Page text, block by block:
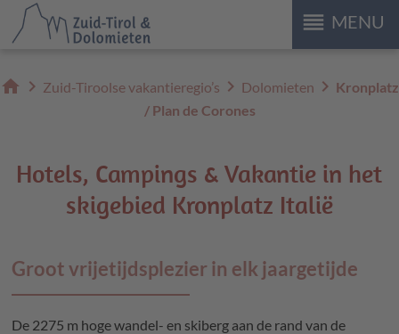
reorder MENU
home chevron_right Zuid-Tiroolse vakantieregio’s chevron_right Dolomieten chevron_right Kronplatz
/ Plan de Corones
Hotels, Campings & Vakantie in het
skigebied Kronplatz Italië
Groot vrijetijdsplezier in elk jaargetijde
De 2275 m hoge wandel- en skiberg aan de rand van de